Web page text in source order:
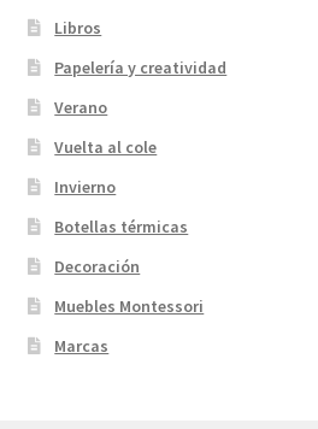
Libros
Papelería y creatividad
Verano
Vuelta al cole
Invierno
Botellas térmicas
Decoración
Muebles Montessori
Marcas